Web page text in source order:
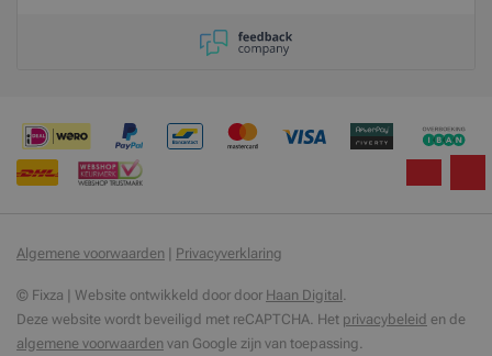
© Fixza | Website ontwikkeld door door Haan Digital .
Deze website wordt beveiligd met reCAPTCHA. Het privacybeleid en de
algemene voorwaarden van Google zijn van toepassing.
Algemene voorwaarden Privacyverklaring